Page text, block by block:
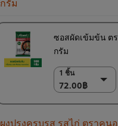
ซอสผัดเข้มข้น ต
กรัม
1 ชิ้น
72.00฿
1 ชิ้น
72.00฿
860.00฿
ผงปรุงครบรส รสไก่ ตราคน